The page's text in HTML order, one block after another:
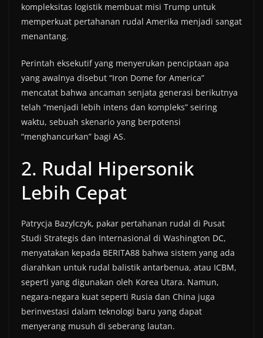
kompleksitas logistik membuat misi Trump untuk
memperkuat pertahanan rudal Amerika menjadi sangat
menantang.
Perintah eksekutif yang menyerukan penciptaan apa
yang awalnya disebut “Iron Dome for America”
mencatat bahwa ancaman senjata generasi berikutnya
telah “menjadi lebih intens dan kompleks” seiring
waktu, sebuah skenario yang berpotensi
“menghancurkan” bagi AS.
2. Rudal Hipersonik
Lebih Cepat
Patrycja Bazylczyk, pakar pertahanan rudal di Pusat
Studi Strategis dan Internasional di Washington DC,
menyatakan kepada BERITA88 bahwa sistem yang ada
diarahkan untuk rudal balistik antarbenua, atau ICBM,
seperti yang digunakan oleh Korea Utara. Namun,
negara-negara kuat seperti Rusia dan China juga
berinvestasi dalam teknologi baru yang dapat
menyerang musuh di seberang lautan.